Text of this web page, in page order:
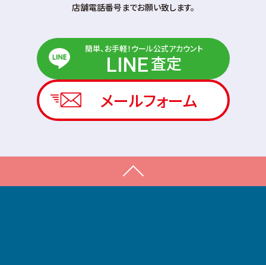
店舗電話番号までお願い致します。
簡単、お手軽！ウール公式アカウント
LINE査定
メールフォーム